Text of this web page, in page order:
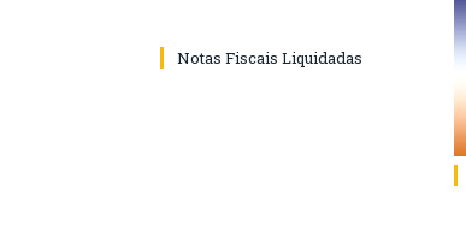
Notas Fiscais Liquidadas